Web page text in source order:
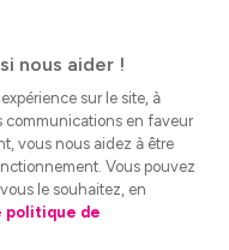
nous aider !
sur le site, à
communications en faveur
vous nous aidez à être
Vous pouvez
le souhaitez, en
politique de